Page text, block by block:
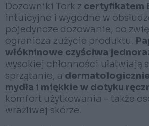
Dozowniki Tork z certyfikatem
intuicyjne i wygodne w
pojedyncze dozowanie, co
ogranicza zużycie produktu.
włókninowe czyściwa
wysokiej chłonności ułatwiają
sprzątanie, a
mydła i miękkie w dotyku
komfort użytkowania – także
wrażliwej skórze.